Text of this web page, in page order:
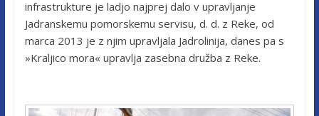
infrastrukture je ladjo najprej dalo v upravljanje
Jadranskemu pomorskemu servisu, d. d. z Reke, od
marca 2013 je z njim upravljala Jadrolinija, danes pa s
»Kraljico mora« upravlja zasebna družba z Reke.